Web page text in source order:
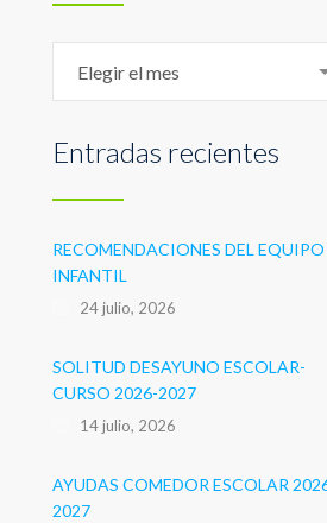
Elegir el mes
Entradas recientes
RECOMENDACIONES DEL EQUIPO
INFANTIL
24 julio, 2026
SOLITUD DESAYUNO ESCOLAR-
CURSO 2026-2027
14 julio, 2026
AYUDAS COMEDOR ESCOLAR
2027